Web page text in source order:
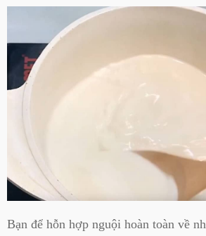
Bạn để hỗn hợp nguội hoàn toàn về